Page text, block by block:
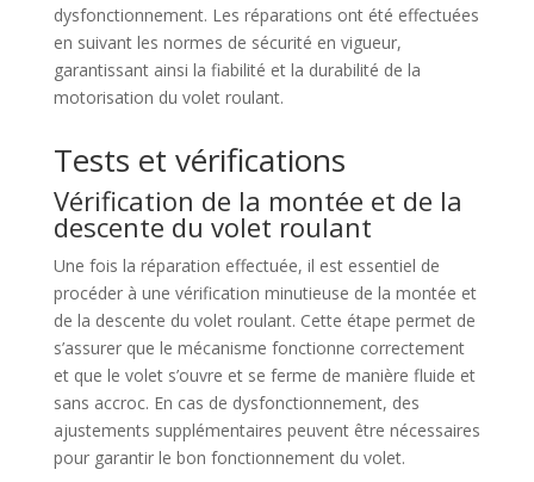
dysfonctionnement. Les réparations ont été effectuées
en suivant les normes de sécurité en vigueur,
garantissant ainsi la fiabilité et la durabilité de la
motorisation du volet roulant.
Tests et vérifications
Vérification de la montée et de la
descente du volet roulant
Une fois la réparation effectuée, il est essentiel de
procéder à une vérification minutieuse de la montée et
de la descente du volet roulant. Cette étape permet de
s’assurer que le mécanisme fonctionne correctement
et que le volet s’ouvre et se ferme de manière fluide et
sans accroc. En cas de dysfonctionnement, des
ajustements supplémentaires peuvent être nécessaires
pour garantir le bon fonctionnement du volet.